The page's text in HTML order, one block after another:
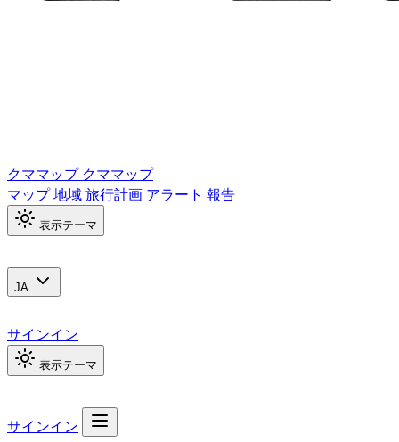
クママップ クママップ
マップ地域旅行計画 アラート 報告
表示テーマ
JA
サインイン
表示テーマ
サインイン